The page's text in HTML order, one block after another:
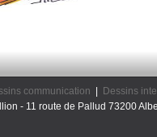
communication Dessins
- 11 route de Pallud 73200